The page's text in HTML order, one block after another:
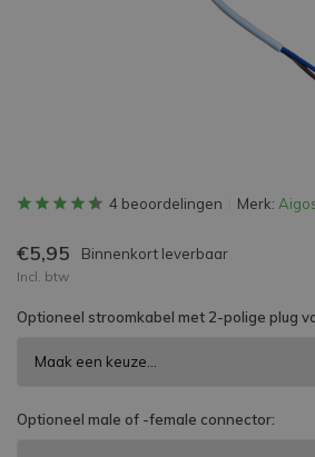
4 beoordelingen Merk:
€5,95 Binnenkort leverbaar
Incl. btw
Optioneel stroomkabel met 2-polige plug
Optioneel male of -female connector: